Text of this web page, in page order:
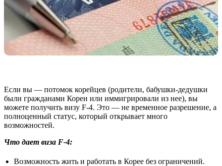
Если вы — потомок корейцев (родители, бабушки-дедушки
были гражданами Кореи или иммигрировали из нее), вы
можете получить визу F-4. Это — не временное разрешение, а
полноценный статус, который открывает много
возможностей.
Что дает виза F-4:
Возможность жить и работать в Корее без ограничений.